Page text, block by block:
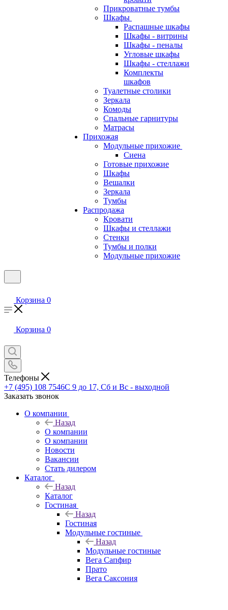
Прикроватные тумбы
Шкафы
Распашные шкафы
Шкафы - витрины
Шкафы - пеналы
Угловые шкафы
Шкафы - стеллажи
Комплекты
шкафов
Туалетные столики
Зеркала
Комоды
Спальные гарнитуры
Матрасы
Прихожая
Модульные прихожие
Сиена
Готовые прихожие
Шкафы
Вешалки
Зеркала
Тумбы
Распродажа
Кровати
Шкафы и стеллажи
Стенки
Тумбы и полки
Модульные прихожие
Корзина 0
Корзина 0
Телефоны
+7 (495) 108 7546С 9 до 17, Сб и Вс - выходной
Заказать звонок
О компании
Назад
О компании
О компании
Новости
Вакансии
Стать дилером
Каталог
Назад
Каталог
Гостиная
Назад
Гостиная
Модульные гостиные
Назад
Модульные гостиные
Вега Сапфир
Прато
Вега Саксония